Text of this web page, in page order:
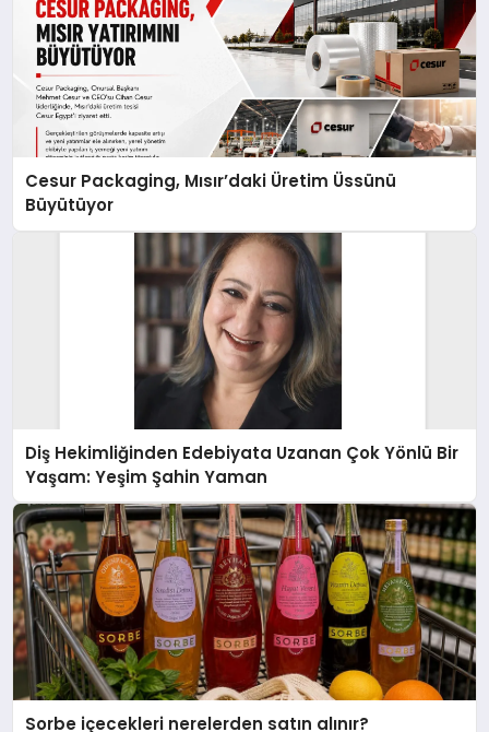
Cesur Packaging, Mısır’daki Üretim Üssünü
Büyütüyor
Diş Hekimliğinden Edebiyata Uzanan Çok Yönlü Bir
Yaşam: Yeşim Şahin Yaman
Sorbe içecekleri nerelerden satın alınır?